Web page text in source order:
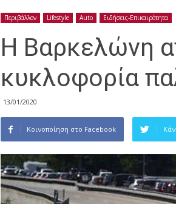
Περιβάλλον Lifestyle Auto Ειδήσεις-Επικαιρότητα
Η Βαρκελώνη
κυκλοφορία
13/01/2020
Κοινοποίηση στο Facebook